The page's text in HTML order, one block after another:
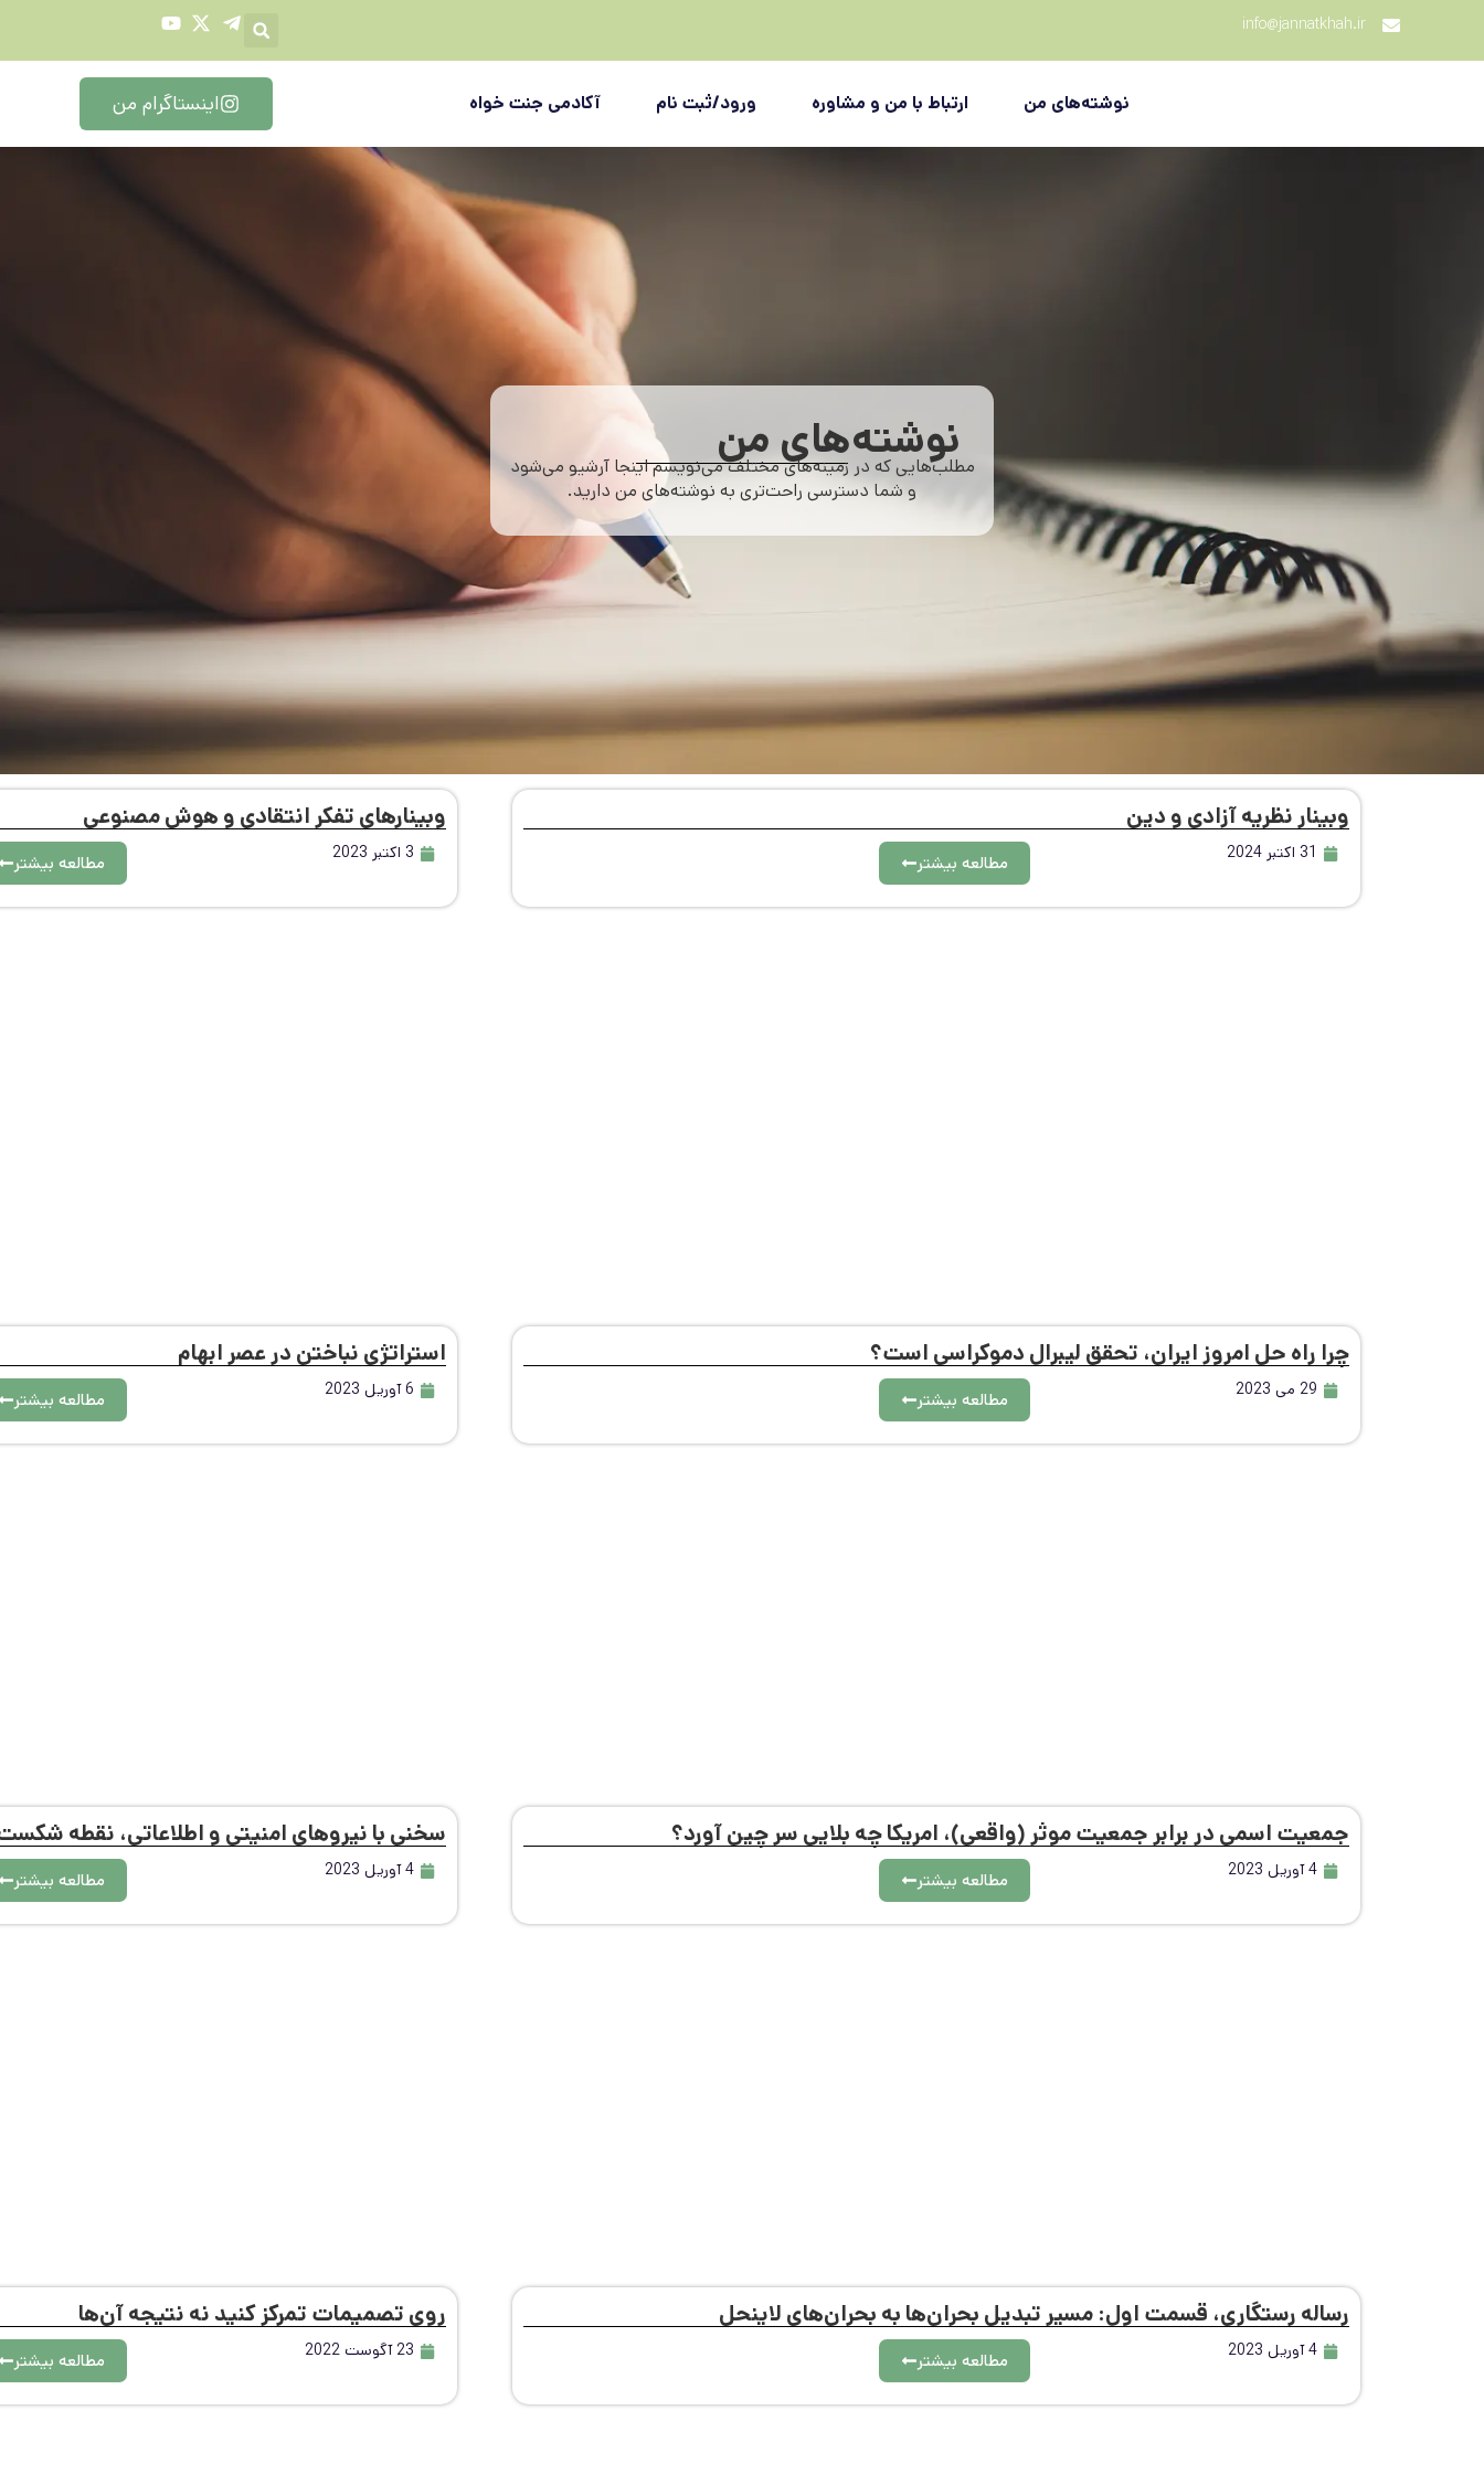
info@jannatkhah.ir
نوشته‌های من ارتباط با من و مشاوره ورود/ثبت نام آکادمی جنت خواه اینستاگرام من
نوشته‌های من
مطلب‌هایی که در زمینه‌های مختلف می‌نویسم اینجا آرشیو می‌شود
و شما دسترسی راحت‌تری به نوشته‌های من دارید.
وبینار نظریه آزادی و دین
31 اکتبر 2024 مطالعه بیشتر
وبینارهای تفکر انتقادی و هوش مصنوعی
3 اکتبر 2023 مطالعه بیشتر
چرا راه حل امروز ایران، تحقق لیبرال دموکراسی است؟
29 می 2023 مطالعه بیشتر
استراتژی نباختن در عصر ابهام
6 آوریل 2023 مطالعه بیشتر
جمعیت اسمی در برابر جمعیت موثر (واقعی)، امریکا چه بلایی سر چین آورد؟
4 آوریل 2023 مطالعه بیشتر
سخنی با نیروهای امنیتی و اطلاعاتی، نقطه
4 آوریل 2023 مطالعه بیشتر
رساله رستگاری، قسمت اول: مسیر تبدیل بحران‌ها به بحران‌های لاینحل
4 آوریل 2023 مطالعه بیشتر
روی تصمیمات تمرکز کنید نه نتیجه آن‌ها
23 آگوست 2022 مطالعه بیشتر